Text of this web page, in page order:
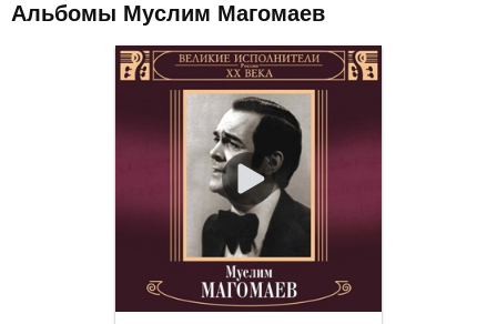
Альбомы Муслим Магомаев